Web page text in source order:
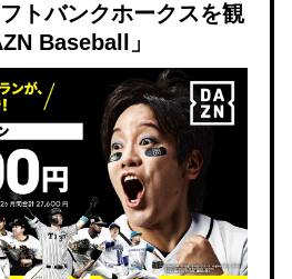
フトバンクホークスを観
Baseball」